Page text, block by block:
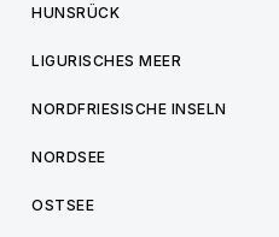
HUNSRÜCK
LIGURISCHES MEER
NORDFRIESISCHE INSELN
NORDSEE
OSTSEE